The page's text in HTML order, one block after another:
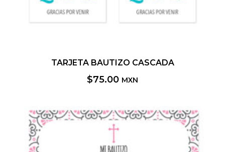
TARJETA BAUTIZO CASCADA
$75.00 MXN